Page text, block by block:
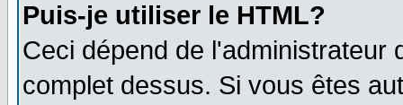
Puis-je utiliser le HTML?
Ceci dépend de l'administrateur
complet dessus. Si vous êtes